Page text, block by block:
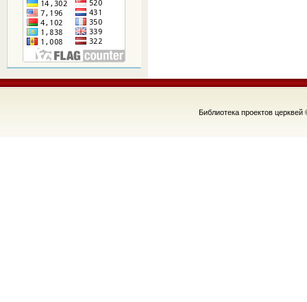
Библиотека проектов церквей